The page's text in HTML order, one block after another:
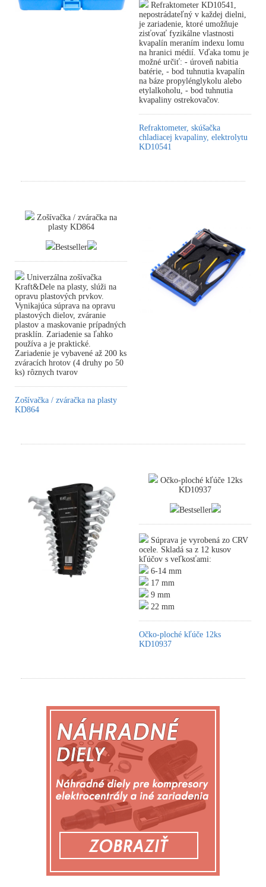
Refraktometer KD10541,
nepostrádateľný v každej dielni,
je zariadenie, ktoré umožňuje
zisťovať fyzikálne vlastnosti
kvapalín meraním indexu lomu
na hranici médií. Vďaka tomu je
možné určiť: - úroveň nabitia
batérie, - bod tuhnutia kvapalín
na báze propylénglykolu alebo
etylalkoholu, - bod tuhnutia
kvapaliny ostrekovačov.
Refraktometer, skúšačka
chladiacej kvapaliny, elektrolytu
KD10541
Zošívačka / zváračka na
plasty KD864
Bestseller
Univerzálna zošívačka
Kraft&Dele na plasty, slúži na
opravu plastových prvkov.
Vynikajúca súprava na opravu
plastových dielov, zváranie
plastov a maskovanie prípadných
prasklín. Zariadenie sa ľahko
používa a je praktické.
Zariadenie je vybavené až 200 ks
zváracích hrotov (4 druhy po 50
ks) rôznych tvarov
Zošívačka / zváračka na plasty
KD864
Očko-ploché kľúče 12ks
KD10937
Bestseller
Súprava je vyrobená zo CRV
ocele. Skladá sa z 12 kusov
kľúčov s veľkosťami:
6-14 mm
17 mm
9 mm
22 mm
Očko-ploché kľúče 12ks
KD10937